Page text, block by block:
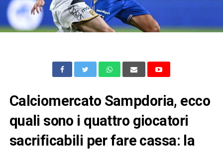
Calciomercato Sampdoria, ecco
quali sono i quattro giocatori
sacrificabili per fare cassa: la